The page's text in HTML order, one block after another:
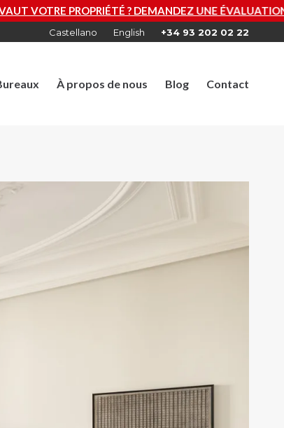
? DEMANDEZ UNE ÉVALUATION GRATUITE
Castellano English +34 93 202 02 22
À propos de nous Blog Contact